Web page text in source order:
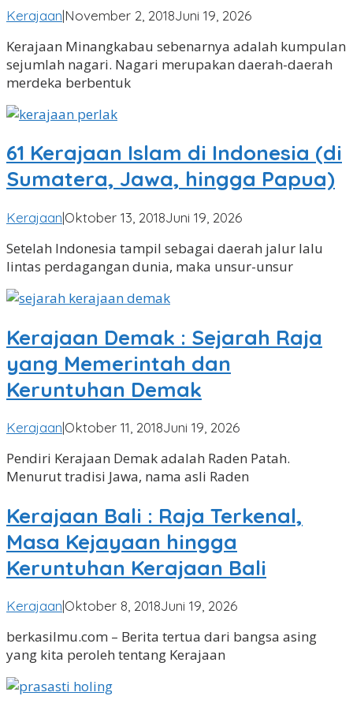
Kerajaan|November 2, 2018Juni 19, 2026oleh
Pradipa
Kerajaan Minangkabau sebenarnya adalah kumpulan
sejumlah nagari. Nagari merupakan daerah-daerah
merdeka berbentuk
61 Kerajaan Islam di Indonesia (di
Sumatera, Jawa, hingga Papua)
Kerajaan|Oktober 13, 2018Juni 19, 2026oleh
Pradipa
Setelah Indonesia tampil sebagai daerah jalur lalu
lintas perdagangan dunia, maka unsur-unsur
Kerajaan Demak : Sejarah Raja
yang Memerintah dan
Keruntuhan Demak
Kerajaan|Oktober 11, 2018Juni 19, 2026oleh
Pradipa
Pendiri Kerajaan Demak adalah Raden Patah.
Menurut tradisi Jawa, nama asli Raden
Kerajaan Bali : Raja Terkenal,
Masa Kejayaan hingga
Keruntuhan Kerajaan Bali
Kerajaan|Oktober 8, 2018Juni 19, 2026oleh
Pradipa
berkasilmu.com – Berita tertua dari bangsa asing
yang kita peroleh tentang Kerajaan